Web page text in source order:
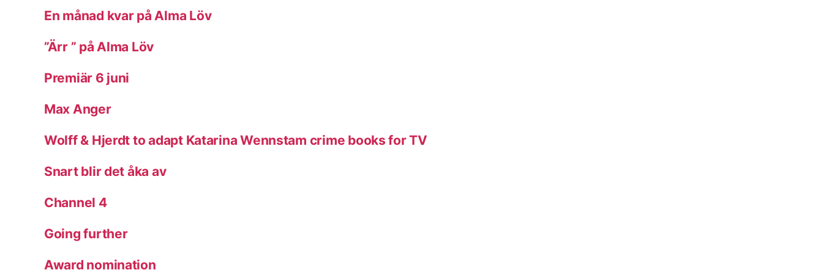
En månad kvar på Alma Löv
”Ärr ” på Alma Löv
Premiär 6 juni
Max Anger
Wolff & Hjerdt to adapt Katarina Wennstam crime books for TV
Snart blir det åka av
Channel 4
Going further
Award nomination